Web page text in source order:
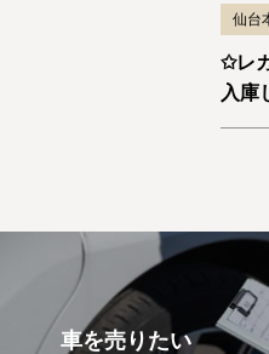
仙台
✩レ
入庫
です
車を売りたい